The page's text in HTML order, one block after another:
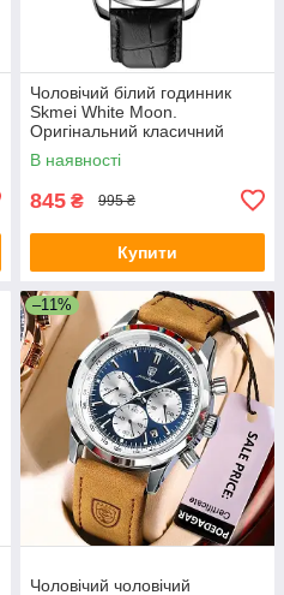
Чоловічий білий годинник
Skmei White Moon.
Оригінальний класичний
годинник
В наявності
845 ₴ 995 ₴
Купити
–11%
Чоловічий чоловічий